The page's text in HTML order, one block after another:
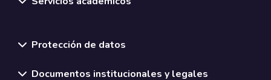
Protección de datos
Documentos institucionales y legales